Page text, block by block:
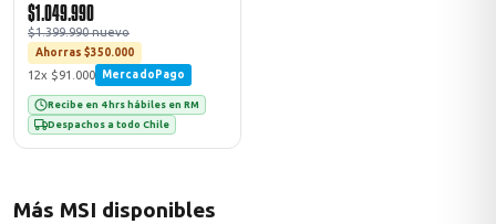
$1.049.990
$1.399.990 nuevo
Ahorras $350.000
12x $91.000 MercadoPago
Recibe en 4 hrs hábiles en RM
Despachos a todo Chile
Más MSI disponibles